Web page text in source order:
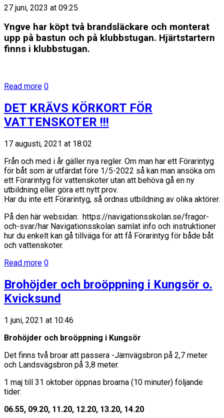
27 juni, 2023 at 09:25
Yngve har köpt två brandsläckare och monterat
upp på bastun och på klubbstugan. Hjärtstartern
finns i klubbstugan.
Read more 0
DET KRÄVS KÖRKORT FÖR
VATTENSKOTER !!!
17 augusti, 2021 at 18:02
Från och med i år gäller nya regler. Om man har ett Förarintyg
för båt som är utfärdat före 1/5-2022 så kan man ansöka om
ett Förarintyg för vattenskoter utan att behöva gå en ny
utbildning eller göra ett nytt prov.
Har du inte ett Förarintyg, så ordnas utbildning av olika aktörer.
På den här websidan: https://navigationsskolan.se/fragor-
och-svar/har Navigationsskolan samlat info och instruktioner
hur du enkelt kan gå tillväga för att få Förarintyg för både båt
och vattenskoter.
Read more 0
Brohöjder och broöppning i Kungsör o.
Kvicksund
1 juni, 2021 at 10:46
Brohöjder och broöppning i Kungsör
Det finns två broar att passera -Järnvägsbron på 2,7 meter
och Landsvägsbron på 3,8 meter.
1 maj till 31 oktober öppnas broarna (10 minuter) följande
tider:
06.55, 09.20, 11.20, 12.20, 13.20, 14.20